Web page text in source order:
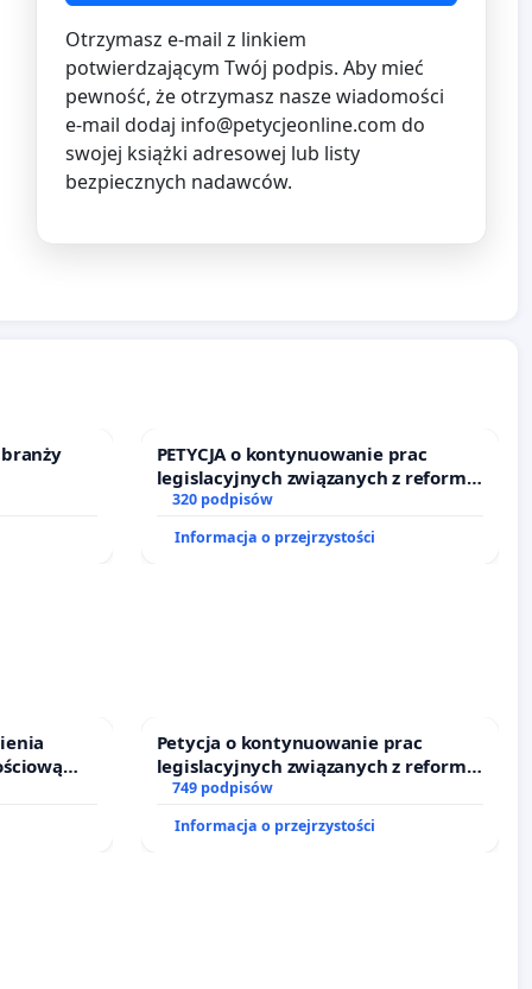
Otrzymasz e-mail z linkiem
potwierdzającym Twój podpis. Aby mieć
pewność, że otrzymasz nasze wiadomości
e-mail dodaj info@petycjeonline.com do
swojej książki adresowej lub listy
bezpiecznych nadawców.
PETYCJA o kontynuowanie prac
legislacyjnych związanych z reformą
prawa rodzinnego
320 podpisów
Informacja o przejrzystości
Petycja o kontynuowanie prac
legislacyjnych związanych z reformą
prawa rodzinnego
749 podpisów
Informacja o przejrzystości